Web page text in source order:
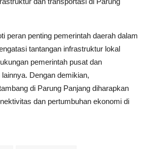
peran penting pemerintah daerah dalam
tantangan infrastruktur lokal
pemerintah pusat dan
Dengan demikian,
di Parung Panjang diharapkan
dan pertumbuhan ekonomi di